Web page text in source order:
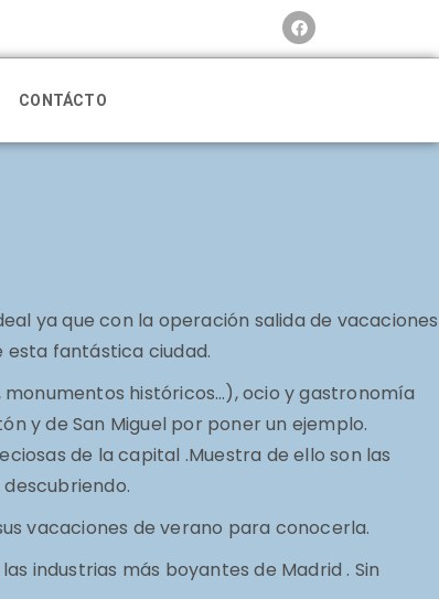
CONTÁCTO
ya que con la operación salida de vacaciones
esta fantástica ciudad.
monumentos históricos…), ocio y gastronomía
y de San Miguel por poner un ejemplo.
de la capital .Muestra de ello son las
vacaciones de verano para conocerla.
industrias más boyantes de Madrid . Sin